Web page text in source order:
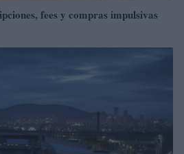
fees y compras impulsivas